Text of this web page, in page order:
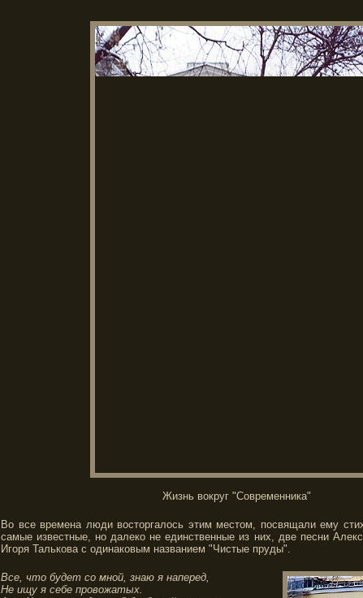
Жизнь вокруг "Современника"
Во все времена люди восторгалось этим местом, посвящали ему
самые известные, но далеко не единственные из них, две песни
Игоря Талькова с одинаковым названием "Чистые пруды".
Все, что будет со мной, знаю я наперед,
Не ищу я себе провожатых.